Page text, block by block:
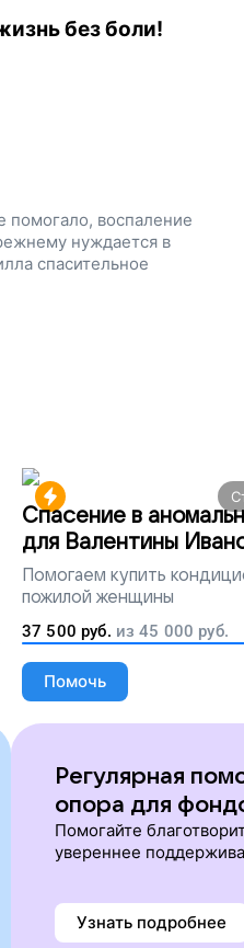
без боли!
воспаление
нуждается в
спасительное
Спасение в
для Валентины
Помогаем купить
пожилой женщины
37 500 руб. из45 000 руб.
Помочь
Регулярная
опора для
Помогайте
увереннее
Узнать подробнее